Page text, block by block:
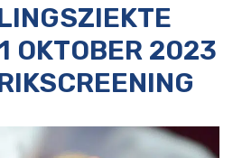
OKTOBER 2023